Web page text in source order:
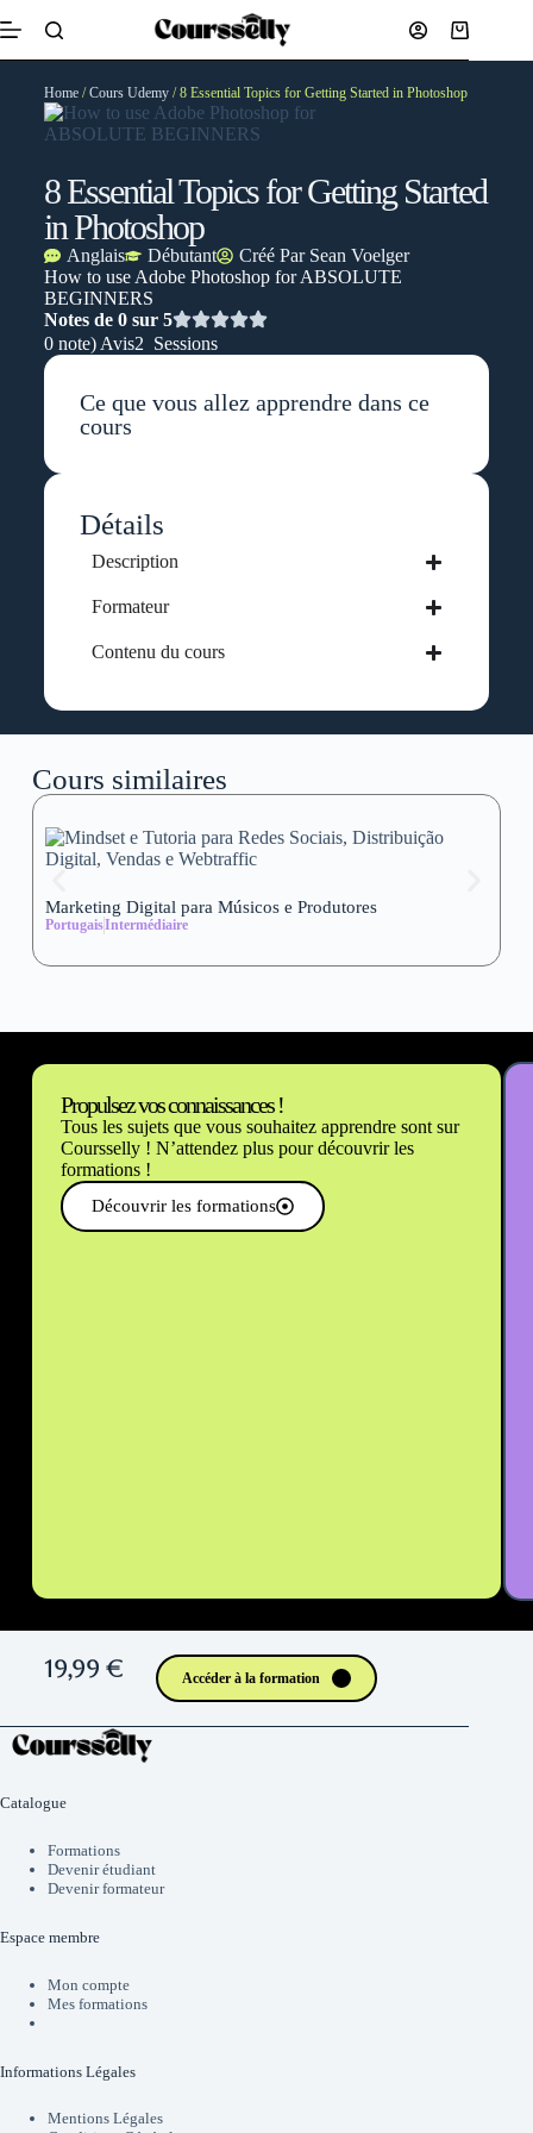
Home/Cours Udemy/ 8 Essential Topics for Getting Started in Photoshop
8 Essential Topics for Getting Started
in Photoshop
Anglais Débutant Créé Par Sean Voelger
How to use Adobe Photoshop for ABSOLUTE
BEGINNERS
Notes de 0 sur 5
0 note) Avis2 Sessions
Ce que vous allez apprendre dans ce
cours
Détails
Description
Formateur
Contenu du cours
Cours similaires
Marketing Digital para Músicos e Produtores
PortugaisIntermédiaire
Propulsez vos connaissances !
Tous les sujets que vous souhaitez apprendre sont sur
Coursselly ! N’attendez plus pour découvrir les
formations !
Découvrir les formations
19,99 € Accéder à la formation
Catalogue
Formations
Devenir étudiant
Devenir formateur
Espace membre
Mon compte
Mes formations
Informations Légales
Mentions Légales